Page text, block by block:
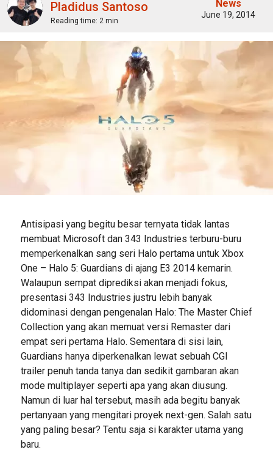
Pladidus Santoso
Reading time: 2 min
News
June 19, 2014
Antisipasi yang begitu besar ternyata tidak lantas
membuat Microsoft dan 343 Industries terburu-buru
memperkenalkan sang seri Halo pertama untuk Xbox
One – Halo 5: Guardians di ajang E3 2014 kemarin.
Walaupun sempat diprediksi akan menjadi fokus,
presentasi 343 Industries justru lebih banyak
didominasi dengan pengenalan Halo: The Master Chief
Collection yang akan memuat versi Remaster dari
empat seri pertama Halo. Sementara di sisi lain,
Guardians hanya diperkenalkan lewat sebuah CGI
trailer penuh tanda tanya dan sedikit gambaran akan
mode multiplayer seperti apa yang akan diusung.
Namun di luar hal tersebut, masih ada begitu banyak
pertanyaan yang mengitari proyek next-gen. Salah satu
yang paling besar? Tentu saja si karakter utama yang
baru.